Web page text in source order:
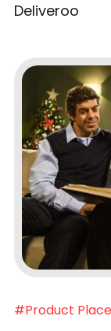
Deliveroo
#Product